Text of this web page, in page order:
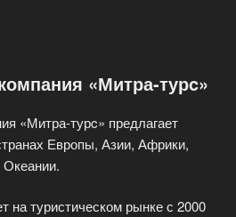
«Митра-турc»
«Митра-турc» предлагает
Европы, Азии, Африки,
на туристическом рынке с 2000